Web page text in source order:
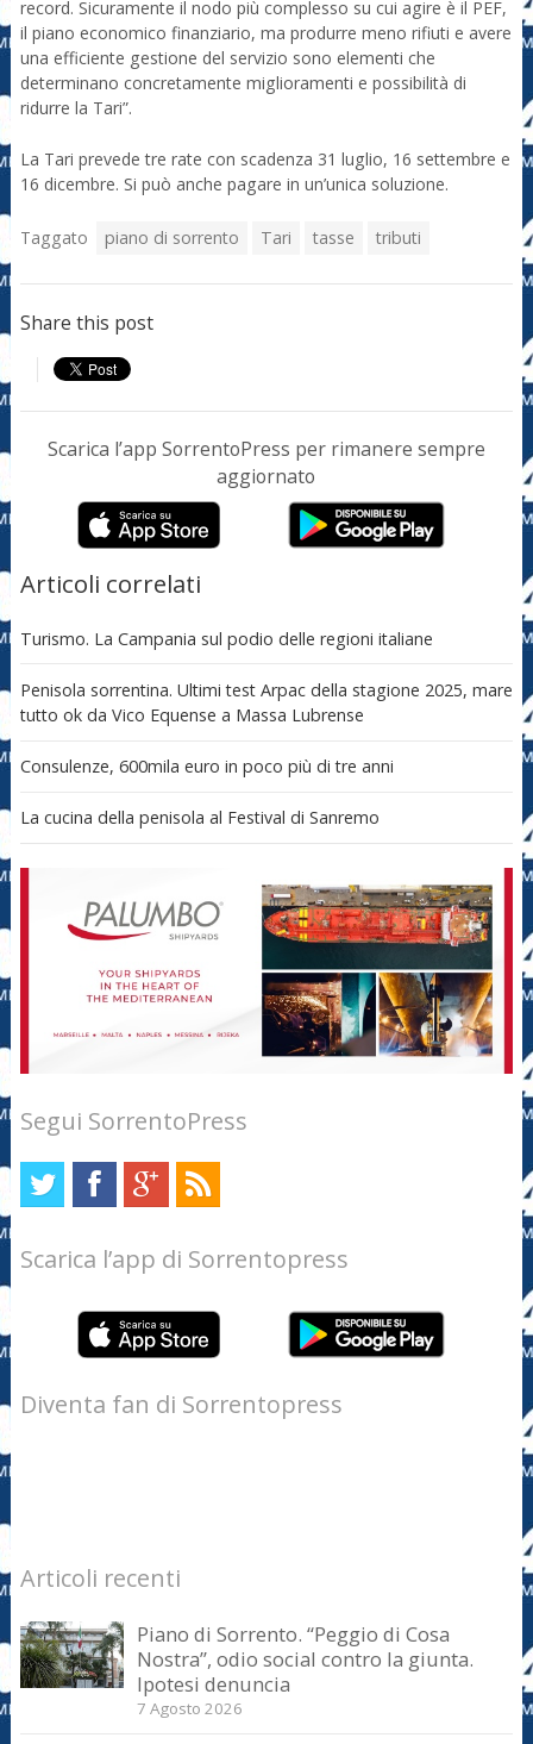
record. Sicuramente il nodo più complesso su cui agire è il PEF,
il piano economico finanziario, ma produrre meno rifiuti e avere
una efficiente gestione del servizio sono elementi che
determinano concretamente miglioramenti e possibilità di
ridurre la Tari”.
La Tari prevede tre rate con scadenza 31 luglio, 16 settembre e
16 dicembre. Si può anche pagare in un’unica soluzione.
Taggato piano di sorrento Tari tasse tributi
Share this post
Scarica l’app SorrentoPress per rimanere sempre
aggiornato
Articoli correlati
Turismo. La Campania sul podio delle regioni italiane
Penisola sorrentina. Ultimi test Arpac della stagione 2025, mare
tutto ok da Vico Equense a Massa Lubrense
Consulenze, 600mila euro in poco più di tre anni
La cucina della penisola al Festival di Sanremo
Segui SorrentoPress
Scarica l’app di Sorrentopress
Diventa fan di Sorrentopress
Articoli recenti
Piano di Sorrento. “Peggio di Cosa
Nostra”, odio social contro la giunta.
Ipotesi denuncia
7 Agosto 2026